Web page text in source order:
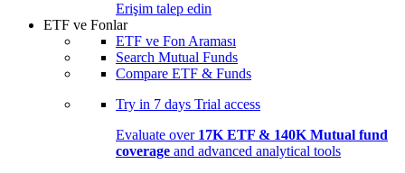
Erişim talep edin
ETF ve Fonlar
ETF ve Fon Araması
Search Mutual Funds
Compare ETF & Funds
Try in 7 days Trial access
Evaluate over 17K ETF & 140K Mutual fund
coverage and advanced analytical tools